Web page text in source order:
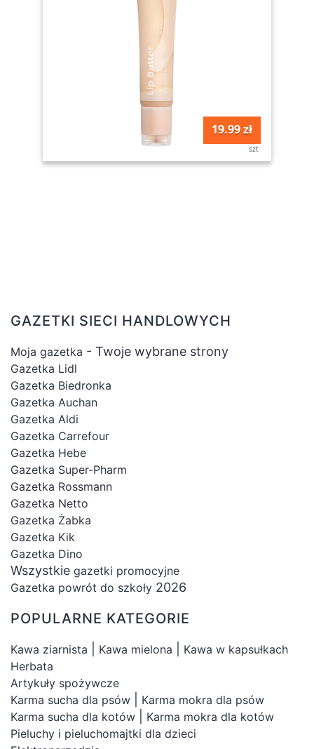
19.99 zł
szt
GAZETKI SIECI HANDLOWYCH
Moja gazetka - Twoje wybrane strony
Gazetka Lidl
Gazetka Biedronka
Gazetka Auchan
Gazetka Aldi
Gazetka Carrefour
Gazetka Hebe
Gazetka Super-Pharm
Gazetka Rossmann
Gazetka Netto
Gazetka Żabka
Gazetka Kik
Gazetka Dino
Wszystkie gazetki promocyjne
Gazetka powrót do szkoły 2026
POPULARNE KATEGORIE
Kawa ziarnista Kawa mielona
Kawa w kapsułkach
Herbata
Artykuły spożywcze
Karma sucha dla psów
Karma mokra dla psów
Karma sucha dla kotów
Karma mokra dla kotów
Pieluchy i pieluchomajtki dla dzieci